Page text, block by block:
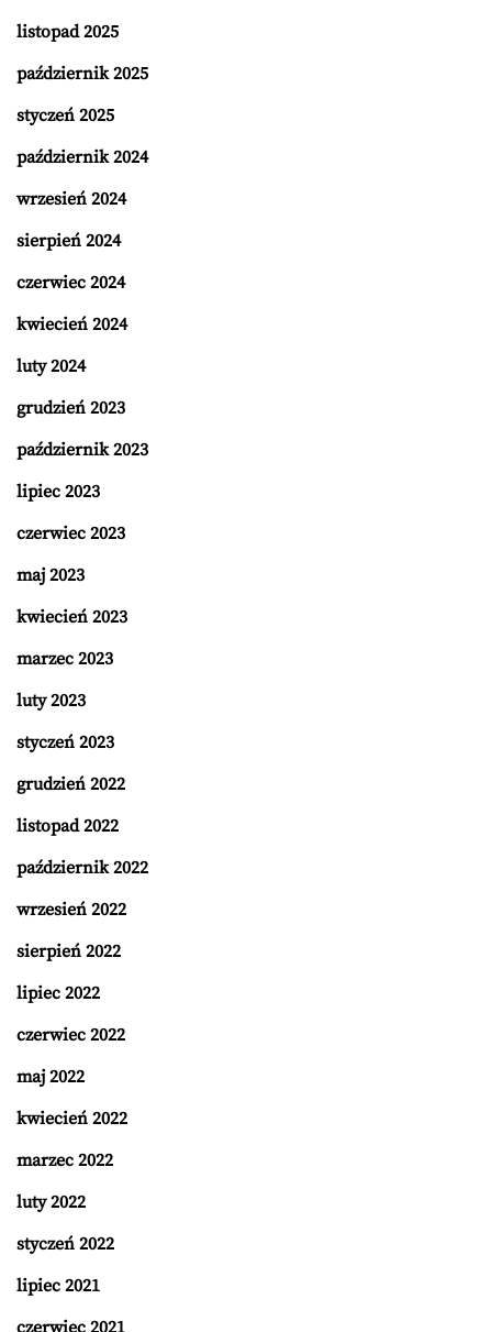
listopad 2025
październik 2025
styczeń 2025
październik 2024
wrzesień 2024
sierpień 2024
czerwiec 2024
kwiecień 2024
luty 2024
grudzień 2023
październik 2023
lipiec 2023
czerwiec 2023
maj 2023
kwiecień 2023
marzec 2023
luty 2023
styczeń 2023
grudzień 2022
listopad 2022
październik 2022
wrzesień 2022
sierpień 2022
lipiec 2022
czerwiec 2022
maj 2022
kwiecień 2022
marzec 2022
luty 2022
styczeń 2022
lipiec 2021
czerwiec 2021